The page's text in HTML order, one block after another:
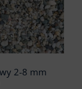
2-8 mm